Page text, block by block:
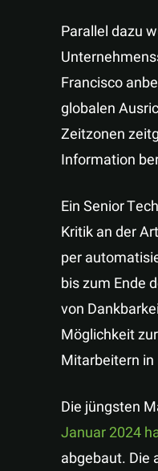
Parallel dazu
Francisco
globalen
Zeitzonen
Information
Ein Senior
Kritik an der
per
bis zum Ende
von
Möglichkeit
Mitarbeitern
Die jüngsten
Januar 2024
abgebaut. Die